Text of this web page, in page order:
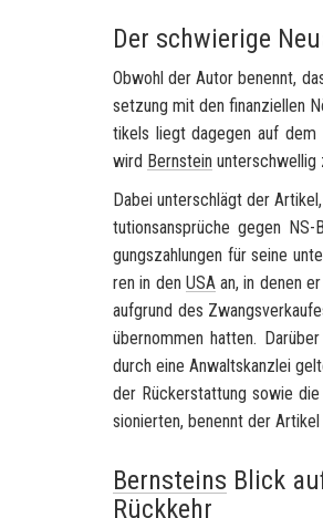
Der schwierige
Ob­wohl der Autor be­nennt,
set­zung mit den fi­nan­zi­el­len
ti­kels liegt da­ge­gen auf dem
wird Bern­stein un­ter­schwel­lig
Dabei un­ter­schlägt der
tu­ti­ons­an­sprü­che gegen
gungs­zah­lun­gen für seine
ren in den USAan, in denen
auf­grund des
über­nom­men hat­ten.
durch eine An­walts­kanz­lei
der Rück­erstat­tung sowie
sio­nier­ten, be­nennt der
Bernsteins Blick
Rückkehr